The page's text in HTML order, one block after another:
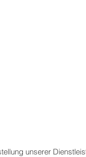
unserer